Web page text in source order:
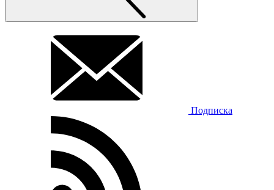
Подписка